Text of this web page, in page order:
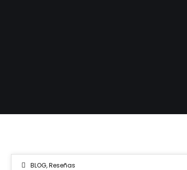
BLOG,Reseñas